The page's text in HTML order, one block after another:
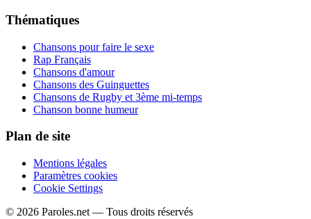
Thématiques
Chansons pour faire le sexe
Rap Français
Chansons d'amour
Chansons des Guinguettes
Chansons de Rugby et 3ème mi-temps
Chanson bonne humeur
Plan de site
Mentions légales
Paramètres cookies
Cookie Settings
© 2026 Paroles.net — Tous droits réservés